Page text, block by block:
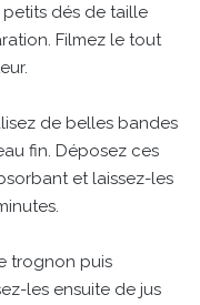
dés de taille
Filmez le tout
de belles bandes
fin. Déposez ces
et laissez-les
trognon puis
les ensuite de jus